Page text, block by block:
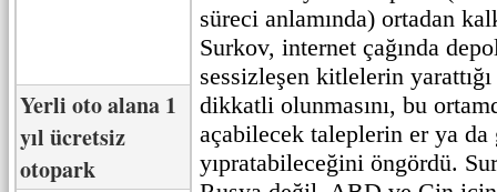
Yerli oto alana 1
yıl ücretsiz
otopark
süreci anlamında) ortadan
Surkov, internet çağında
sessizleşen kitlelerin
dikkatli olunmasını, bu
açabilecek taleplerin er ya da
yıpratabileceğini öngördü.